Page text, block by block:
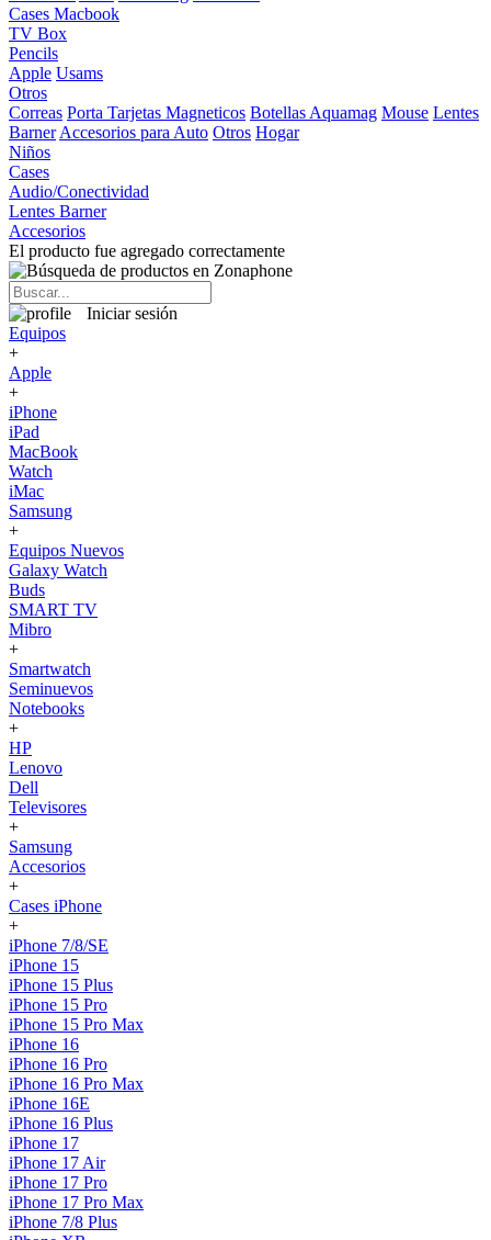
Cases Macbook
TV Box
Pencils
Apple Usams
Otros
Correas Porta Tarjetas Magneticos Botellas Aquamag Mouse Lentes
Barner Accesorios para Auto Otros Hogar
Niños
Cases
Audio/Conectividad
Lentes Barner
Accesorios
El producto fue agregado correctamente
Iniciar sesión
Equipos
+
Apple
+
iPhone
iPad
MacBook
Watch
iMac
Samsung
+
Equipos Nuevos
Galaxy Watch
Buds
SMART TV
Mibro
+
Smartwatch
Seminuevos
Notebooks
+
HP
Lenovo
Dell
Televisores
+
Samsung
Accesorios
+
Cases iPhone
+
iPhone 7/8/SE
iPhone 15
iPhone 15 Plus
iPhone 15 Pro
iPhone 15 Pro Max
iPhone 16
iPhone 16 Pro
iPhone 16 Pro Max
iPhone 16E
iPhone 16 Plus
iPhone 17
iPhone 17 Air
iPhone 17 Pro
iPhone 17 Pro Max
iPhone 7/8 Plus